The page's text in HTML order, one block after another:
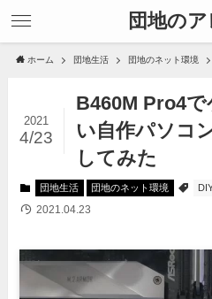
団地の
ホーム 団地生活 団地のネット環境
B460M Pro4
い自作パソコ
してみた
2021
4/23
団地生活 団地のネット環境
2021.04.23